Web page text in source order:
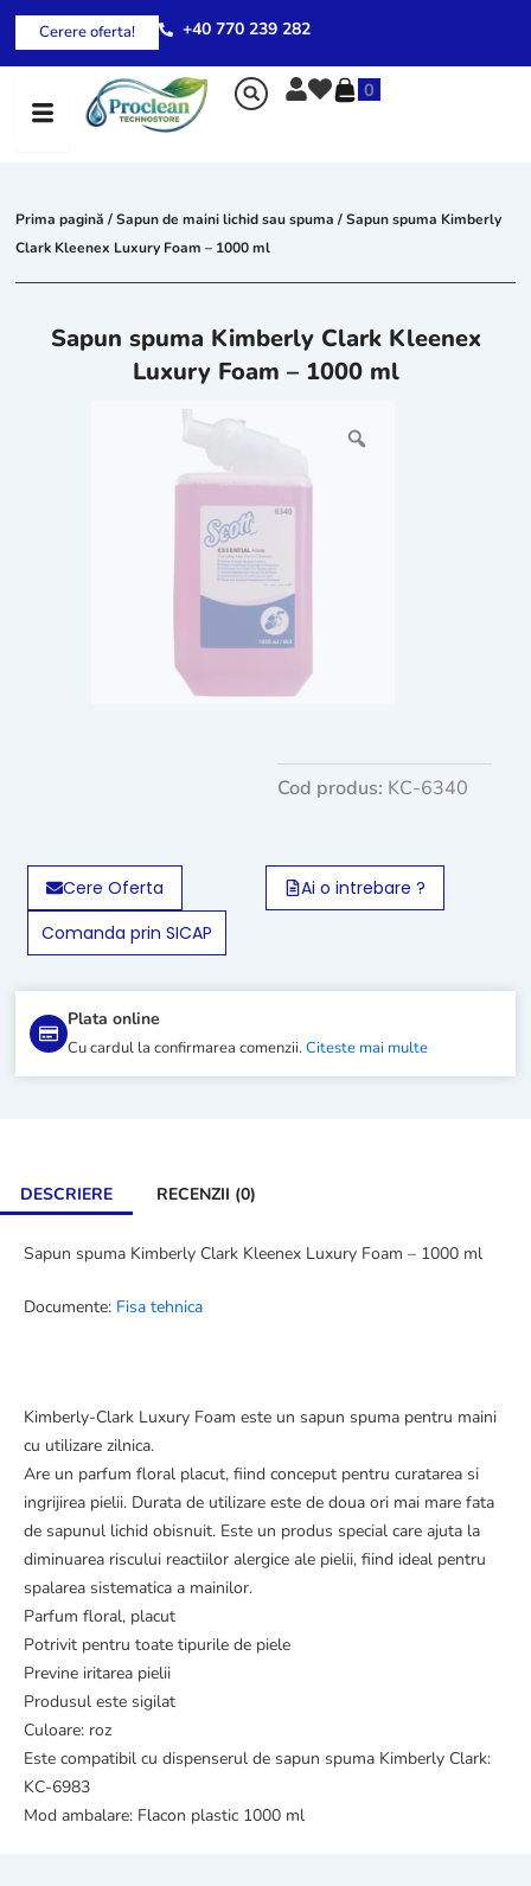
Skip
content
Cerere oferta! +40 770 239 282
0
Prima pagină /Sapun de maini lichid sau spuma / Sapun spuma Kimberly
Clark Kleenex Luxury Foam – 1000 ml
Plata online
Cu cardul la confirmarea comenzii.Citeste mai multe
Sapun spuma Kimberly Clark Kleenex
Luxury Foam – 1000 ml
Cod produs: KC-6340
Cere Oferta
Ai o intrebare ?
Comanda prin SICAP
DESCRIERE RECENZII (0)
Sapun spuma Kimberly Clark Kleenex Luxury Foam – 1000 ml
Documente: Fisa tehnica
Kimberly-Clark Luxury Foam este un sapun spuma pentru maini
cu utilizare zilnica.
Are un parfum floral placut, fiind conceput pentru curatarea si
ingrijirea pielii. Durata de utilizare este de doua ori mai mare fata
de sapunul lichid obisnuit. Este un produs special care ajuta la
diminuarea riscului reactiilor alergice ale pielii, fiind ideal pentru
spalarea sistematica a mainilor.
Parfum floral, placut
Potrivit pentru toate tipurile de piele
Previne iritarea pielii
Produsul este sigilat
Culoare: roz
Este compatibil cu dispenserul de sapun spuma Kimberly Clark:
KC-6983
Mod ambalare: Flacon plastic 1000 ml